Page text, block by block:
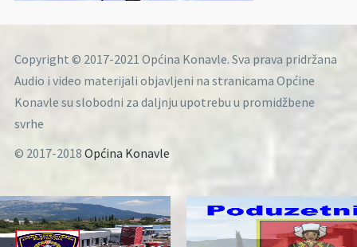
Copyright © 2017-2021 Općina Konavle. Sva prava pridržana
Audio i video materijali objavljeni na stranicama Općine
Konavle su slobodni za daljnju upotrebu u promidžbene
svrhe
© 2017-2018 Općina Konavle